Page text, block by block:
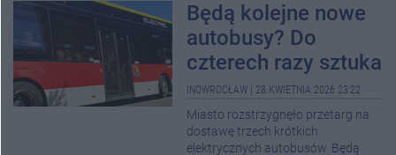
Będą kolejne nowe
autobusy? Do
czterech razy sztuka
INOWROCŁAW 28 KWIETNIA 2026 23:22
Miasto rozstrzygnęło przetarg na
dostawę trzech krótkich
elektrycznych autobusów. Będą